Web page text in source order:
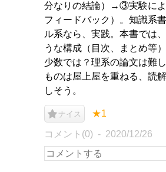
分なりの結論）→③実験によ
フィードバック）。知識系
ル系なら、実践。本書では
うな構成（目次、まとめ等
少数では？理系の論文は難
ものは屋上屋を重ねる、読
しそう。
ナイス ★1
コメント(0) 2020/12/26